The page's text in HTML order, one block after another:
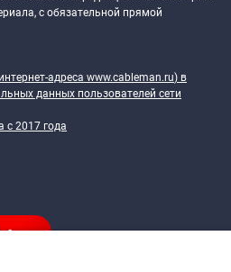
с обязательной прямой
адреса www.cableman.ru) в
данных пользователей сети
c 2017 года